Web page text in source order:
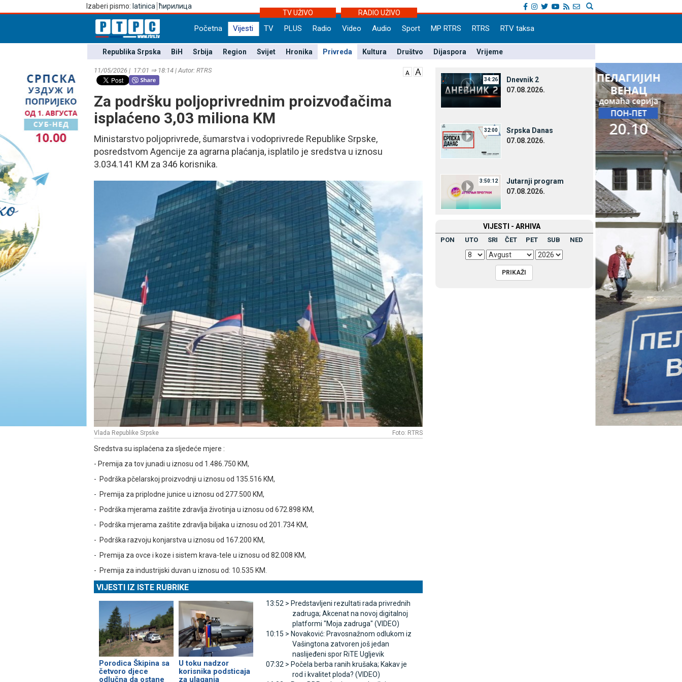
Izaberi pismo: latinica ћирилица
TV UŽIVO
RADIO UŽIVO
Početna Vijesti TV PLUS Radio Video Audio Sport MP RTRS RTRS RTV taksa
Republika Srpska BiH Srbija Region Svijet Hronika Privreda Kultura Društvo Dijaspora Vrijeme
11/05/2026 | 17:01 ⇒ 18:14 | Autor: RTRS
Za podršku poljoprivrednim proizvođačima
isplaćeno 3,03 miliona KM
Ministarstvo poljoprivrede, šumarstva i vodoprivrede Republike Srpske,
posredstvom Agencije za agrarna plaćanja, isplatilo je sredstva u iznosu
3.034.141 KM za 346 korisnika.
Vlada Republike Srpske Foto: RTRS
Sredstva su isplaćena za sljedeće mjere :
- Premija za tov junadi u iznosu od 1.486.750 KM,
- Podrška pčelarskoj proizvodnji u iznosu od 135.516 KM,
- Premija za priplodne junice u iznosu od 277.500 KM,
- Podrška mjerama zaštite zdravlja životinja u iznosu od 672.898 KM,
- Podrška mjerama zaštite zdravlja biljaka u iznosu od 201.734 KM,
- Podrška razvoju konjarstva u iznosu od 167.200 KM,
- Premija za ovce i koze i sistem krava-tele u iznosu od 82.008 KM,
- Premija za industrijski duvan u iznosu od: 10.535 KM.
VIJESTI IZ ISTE RUBRIKE
Porodica Škipina sa
četvoro djece
odlučna da ostane
U toku nadzor
korisnika podsticaja
za ulaganja
13:52 > Predstavljeni rezultati rada privrednih
zadruga; Akcenat na novoj digitalnoj
platformi "Moja zadruga" (VIDEO)
10:15 > Novaković: Pravosnažnom odlukom iz
Vašingtona zatvoren još jedan
naslijeđeni spor RiTE Ugljevik
07:32 > Počela berba ranih krušaka; Kakav je
rod i kvalitet ploda? (VIDEO)
34:26
Dnevnik 2
07.08.2026.
32:00
Srpska Danas
07.08.2026.
3:50:12
Јutarnji program
07.08.2026.
VIЈESTI - ARHIVA
PON UTO SRI ČET PET SUB NED